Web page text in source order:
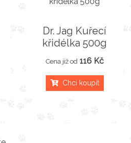
Dr. Jag Kuřecí
křidélka 500g
Cena již od 116 Kč
Chci koupit